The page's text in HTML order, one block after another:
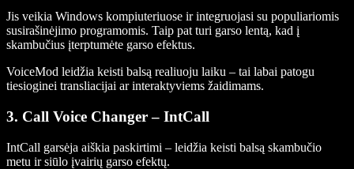
Jis veikia Windows kompiuteriuose ir integruojasi su populiariomis
susirašinėjimo programomis. Taip pat turi garso lentą, kad į
skambučius įterptumėte garso efektus.
VoiceMod leidžia keisti balsą realiuoju laiku – tai labai patogu
tiesioginei transliacijai ar interaktyviems žaidimams.
3. Call Voice Changer – IntCall
IntCall garsėja aiškia paskirtimi – leidžia keisti balsą skambučio
metu ir siūlo įvairių garso efektų.